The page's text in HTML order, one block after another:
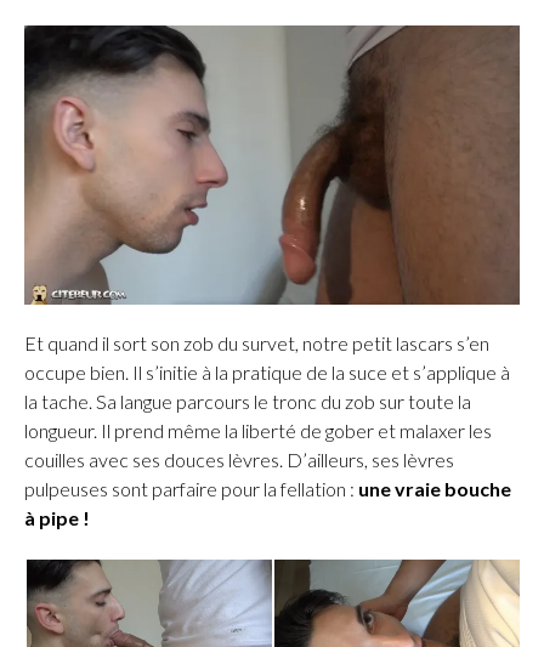
Et quand il sort son zob du survet, notre petit lascars s’en
occupe bien. Il s’initie à la pratique de la suce et s’applique à
la tache. Sa langue parcours le tronc du zob sur toute la
longueur. Il prend même la liberté de gober et malaxer les
couilles avec ses douces lèvres. D’ailleurs, ses lèvres
pulpeuses sont parfaire pour la fellation : une vraie bouche
à pipe !